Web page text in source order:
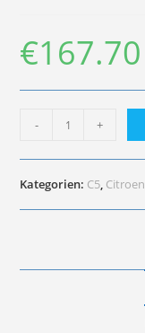
€167.70
Citroen
Menge
- +
Kategorien: C5, Citroen